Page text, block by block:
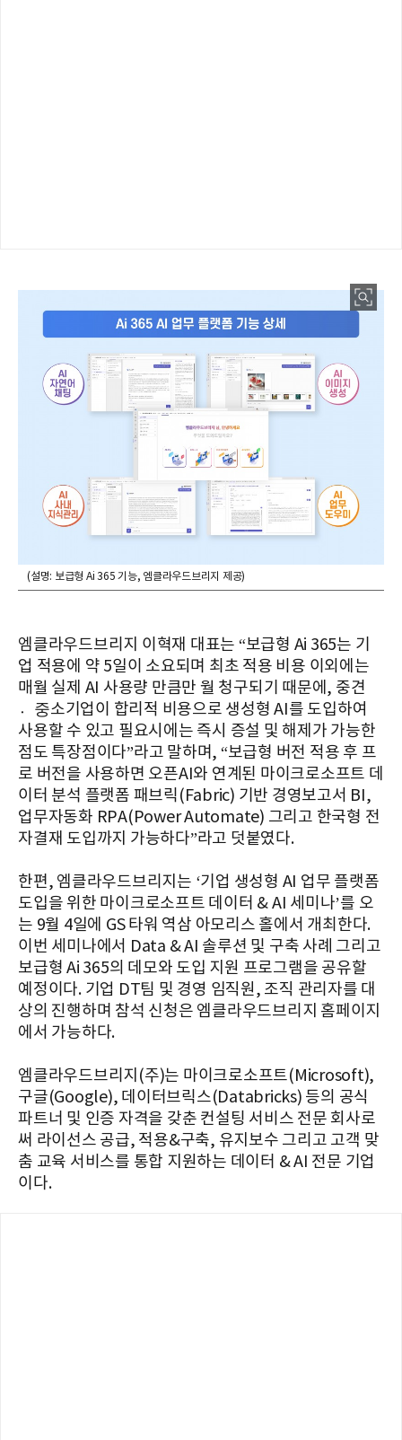
(설명: 보급형 Ai 365 기능, 엠클라우드브리지 제공)
엠클라우드브리지 이혁재 대표는 “보급형 Ai 365는 기
업 적용에 약 5일이 소요되며 최초 적용 비용 이외에는
매월 실제 AI 사용량 만큼만 월 청구되기 때문에, 중견
중〮소기업이 합리적 비용으로 생성형 AI를 도입하여
사용할 수 있고 필요시에는 즉시 증설 및 해제가 가능한
점도 특장점이다”라고 말하며, “보급형 버전 적용 후 프
로 버전을 사용하면 오픈AI와 연계된 마이크로소프트 데
이터 분석 플랫폼 패브릭(Fabric) 기반 경영보고서 BI,
업무자동화 RPA(Power Automate) 그리고 한국형 전
자결재 도입까지 가능하다”라고 덧붙였다.
한편, 엠클라우드브리지는 ‘기업 생성형 AI 업무 플랫폼
도입을 위한 마이크로소프트 데이터 & AI 세미나’를 오
는 9월 4일에 GS 타워 역삼 아모리스 홀에서 개최한다.
이번 세미나에서 Data & AI 솔루션 및 구축 사례 그리고
보급형 Ai 365의 데모와 도입 지원 프로그램을 공유할
예정이다. 기업 DT팀 및 경영 임직원, 조직 관리자를 대
상의 진행하며 참석 신청은 엠클라우드브리지 홈페이지
에서 가능하다.
엠클라우드브리지(주)는 마이크로소프트(Microsoft),
구글(Google), 데이터브릭스(Databricks) 등의 공식
파트너 및 인증 자격을 갖춘 컨설팅 서비스 전문 회사로
써 라이선스 공급, 적용&구축, 유지보수 그리고 고객 맞
춤 교육 서비스를 통합 지원하는 데이터 & AI 전문 기업
이다.